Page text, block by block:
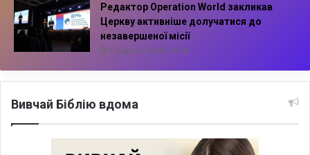
Редактор Operation World закликав
Церкву активніше долучатися до
незавершеної місії
5 Серпня, 2026, 10:14
Вивчай Біблію вдома